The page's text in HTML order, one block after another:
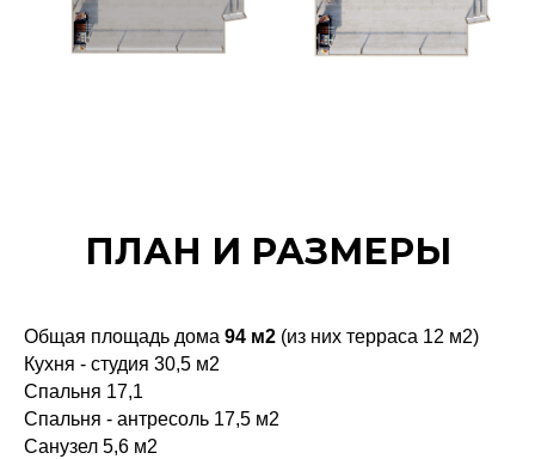
ПЛАН И РАЗМЕРЫ
Общая площадь дома 94 м2 (из них терраса 12 м2)
Кухня - студия 30,5 м2
Спальня 17,1
Спальня - антресоль 17,5 м2
Санузел 5,6 м2